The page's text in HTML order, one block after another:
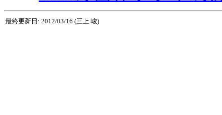
最終更新日: 2012/03/16 (三上 峻)